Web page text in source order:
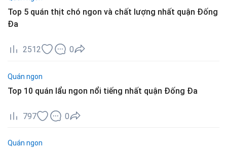
Top 5 quán thịt chó ngon và chất lượng nhất quận Đống
Đa
2512 0
Quán ngon
Top 10 quán lẩu ngon nổi tiếng nhất quận Đống Đa
797 0
Quán ngon